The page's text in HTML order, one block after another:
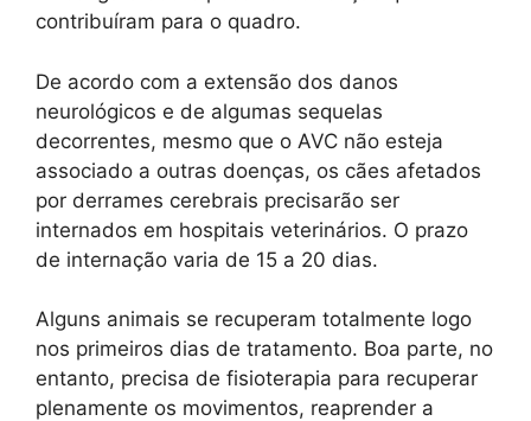
contribuíram para o quadro.
De acordo com a extensão dos danos
neurológicos e de algumas sequelas
decorrentes, mesmo que o AVC não esteja
associado a outras doenças, os cães afetados
por derrames cerebrais precisarão ser
internados em hospitais veterinários. O prazo
de internação varia de 15 a 20 dias.
Alguns animais se recuperam totalmente logo
nos primeiros dias de tratamento. Boa parte, no
entanto, precisa de fisioterapia para recuperar
plenamente os movimentos, reaprender a